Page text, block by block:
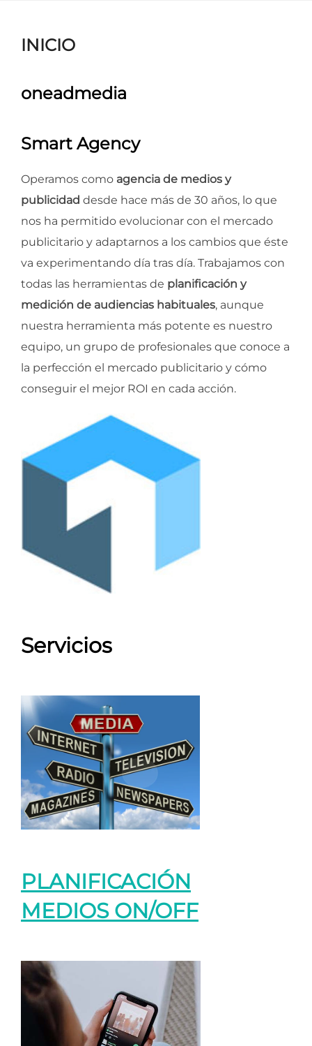
INICIO
oneadmedia
Smart Agency
Operamos como agencia de medios y
publicidad desde hace más de 30 años, lo que
nos ha permitido evolucionar con el mercado
publicitario y adaptarnos a los cambios que éste
va experimentando día tras día. Trabajamos con
todas las herramientas de planificación y
medición de audiencias habituales, aunque
nuestra herramienta más potente es nuestro
equipo, un grupo de profesionales que conoce a
la perfección el mercado publicitario y cómo
conseguir el mejor ROI en cada acción.
Servicios
PLANIFICACIÓN
MEDIOS ON/OFF